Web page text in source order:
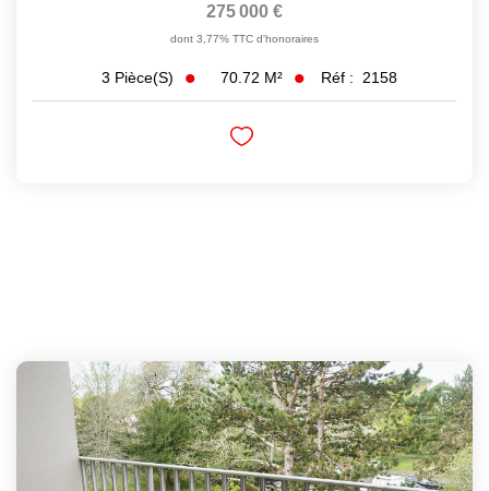
275 000 €
dont 3,77% TTC d'honoraires
3 Pièce(s) 70.72 M² Réf : 2158